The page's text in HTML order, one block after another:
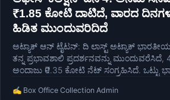
₹1.85 ಕೋಟಿ ದಾಟಿದೆ, ವಾರದ
ಹಿಡಿತ ಮುಂದುವರಿದಿದೆ
ಅಟ್ಯಾಕ್ ಆನ್ ಟೈಟನ್: ದಿ ಲಾಸ್ಟ್ ಅಟ್ಯಾಕ್ ಭಾರತೀಯ
ತನ್ನ ಪ್ರಭಾವಶಾಲಿ ಪ್ರದರ್ಶನವನ್ನು ಮುಂದುವರೆಸಿದೆ,
ಅಂದಾಜು ₹0.35 ಕೋಟಿ ನೆಟ್ ಸಂಗ್ರಹಿಸಿದೆ. ಒಟ್ಟು
ಘನ ಪ್ರದರ್ಶನಕಾರನಾಗಿ ಹೊರಹೊಮ್ಮಿದೆ.
✍️ Box Office Collection Admin